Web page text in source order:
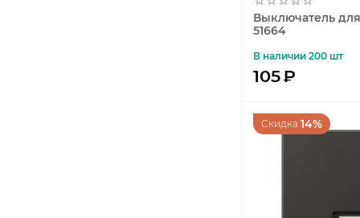
Выключатель
51664
В наличии 200 шт
105₽
Скидка 14%